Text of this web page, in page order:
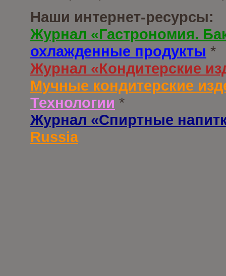
Наши интернет-ресурсы:
Журнал «Гастрономия.
охлажденные продукты *
Журнал «Кондитерские
Мучные кондитерские
Технологии *
Журнал «Спиртные
Russia